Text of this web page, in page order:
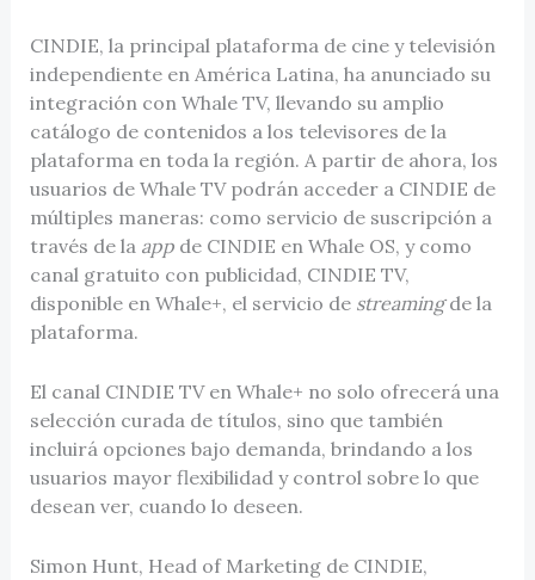
CINDIE, la principal plataforma de cine y televisión
independiente en América Latina, ha anunciado su
integración con Whale TV, llevando su amplio
catálogo de contenidos a los televisores de la
plataforma en toda la región. A partir de ahora, los
usuarios de Whale TV podrán acceder a CINDIE de
múltiples maneras: como servicio de suscripción a
través de laapp de CINDIE en Whale OS, y como
canal gratuito con publicidad, CINDIE TV,
disponible en Whale+, el servicio destreamingde la
plataforma.
El canal CINDIE TV en Whale+ no solo ofrecerá una
selección curada de títulos, sino que también
incluirá opciones bajo demanda, brindando a los
usuarios mayor flexibilidad y control sobre lo que
desean ver, cuando lo deseen.
Simon Hunt, Head of Marketing de CINDIE,